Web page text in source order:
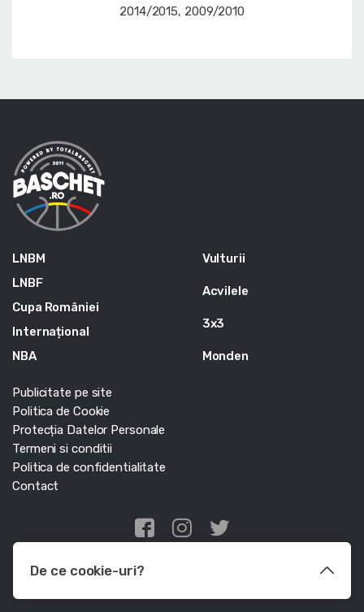
2014/2015, 2009/2010
LNBM
LNBF
Cupa României
Internațional
NBA
Vulturii
Acvilele
3x3
Monden
Publicitate pe site
Politica de Cookie
Protecția Datelor Personale
Termeni si conditii
Politica de confidentialitate
Contact
Edris Digital Agency
De ce cookie-uri?